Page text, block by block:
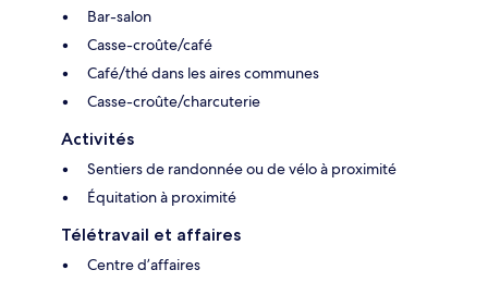
Bar-salon
Casse-croûte/café
Café/thé dans les aires communes
Casse-croûte/charcuterie
Activités
Sentiers de randonnée ou de vélo à proximité
Équitation à proximité
Télétravail et affaires
Centre d’affaires